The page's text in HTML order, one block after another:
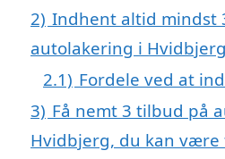
2) Indhent altid mindst
autolakering i Hvidbjerg
2.1) Fordele ved at
3) Få nemt 3 tilbud på
Hvidbjerg, du kan være